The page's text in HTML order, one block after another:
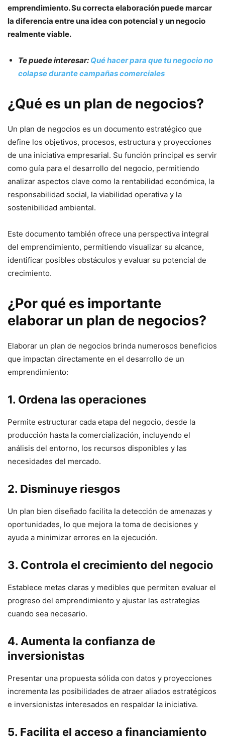
emprendimiento. Su correcta elaboración puede marcar
la diferencia entre una idea con potencial y un negocio
realmente viable.
Te puede interesar: Qué hacer para que tu negocio no
colapse durante campañas comerciales
¿Qué es un plan de negocios?
Un plan de negocios es un documento estratégico que
define los objetivos, procesos, estructura y proyecciones
de una iniciativa empresarial. Su función principal es servir
como guía para el desarrollo del negocio, permitiendo
analizar aspectos clave como la rentabilidad económica, la
responsabilidad social, la viabilidad operativa y la
sostenibilidad ambiental.
Este documento también ofrece una perspectiva integral
del emprendimiento, permitiendo visualizar su alcance,
identificar posibles obstáculos y evaluar su potencial de
crecimiento.
¿Por qué es importante
elaborar un plan de negocios?
Elaborar un plan de negocios brinda numerosos beneficios
que impactan directamente en el desarrollo de un
emprendimiento:
1. Ordena las operaciones
Permite estructurar cada etapa del negocio, desde la
producción hasta la comercialización, incluyendo el
análisis del entorno, los recursos disponibles y las
necesidades del mercado.
2. Disminuye riesgos
Un plan bien diseñado facilita la detección de amenazas y
oportunidades, lo que mejora la toma de decisiones y
ayuda a minimizar errores en la ejecución.
3. Controla el crecimiento del negocio
Establece metas claras y medibles que permiten evaluar el
progreso del emprendimiento y ajustar las estrategias
cuando sea necesario.
4. Aumenta la confianza de
inversionistas
Presentar una propuesta sólida con datos y proyecciones
incrementa las posibilidades de atraer aliados estratégicos
e inversionistas interesados en respaldar la iniciativa.
5. Facilita el acceso a financiamiento